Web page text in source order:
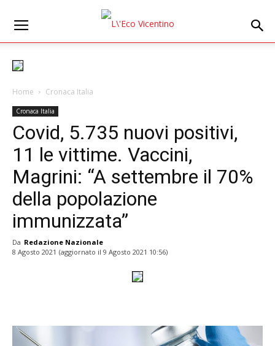
Home Cronaca Italia
Cronaca Italia
Covid, 5.735 nuovi positivi,
11 le vittime. Vaccini,
Magrini: “A settembre il 70%
della popolazione
immunizzata”
Da Redazione Nazionale
8 Agosto 2021 (aggiornato il 9 Agosto 2021 10:56)